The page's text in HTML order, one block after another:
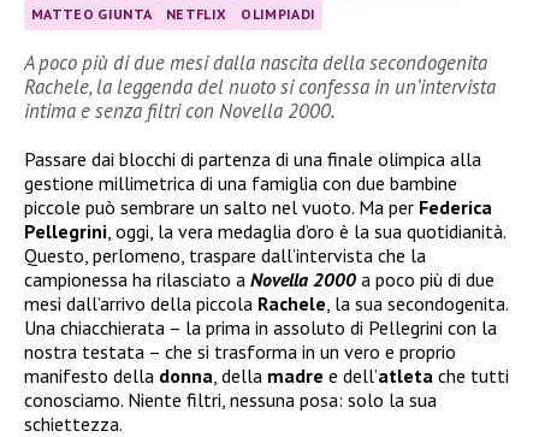
MATTEO GIUNTA
NETFLIX OLIMPIADI
A poco più di due mesi dalla nascita della secondogenita
Rachele, la leggenda del nuoto si confessa in un’intervista
intima e senza filtri con Novella 2000.
Passare dai blocchi di partenza di una finale olimpica alla
gestione millimetrica di una famiglia con due bambine
piccole può sembrare un salto nel vuoto. Ma per Federica
Pellegrini , oggi, la vera medaglia d’oro è la sua quotidianità.
Questo, perlomeno, traspare dall’intervista che la
campionessa ha rilasciato a Novella 2000 a poco più di due
mesi dall’arrivo della piccola Rachele , la sua secondogenita.
Una chiacchierata – la prima in assoluto di Pellegrini con la
nostra testata – che si trasforma in un vero e proprio
manifesto della donna , della madre e dell’atleta che tutti
conosciamo. Niente filtri, nessuna posa: solo la sua
schiettezza.